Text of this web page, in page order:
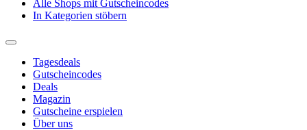
Alle Shops mit Gutscheincodes
In Kategorien stöbern
Tagesdeals
Gutscheincodes
Deals
Magazin
Gutscheine erspielen
Über uns